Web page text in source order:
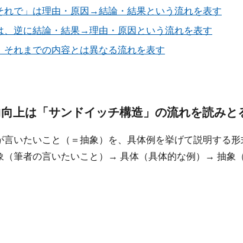
れで」は理由・原因→結論・結果という流れを表す
、逆に結論・結果→理由・原因という流れを表す
それまでの内容とは異なる流れを表す
上は「サンドイッチ構造」の流れを読みと
言いたいこと（＝抽象）を、具体例を挙げて説明する
（筆者の言いたいこと）→ 具体（具体的な例）→ 抽象